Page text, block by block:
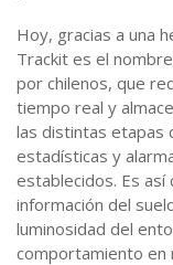
Hoy, gracias a una
Trackit es el
por chilenos, que
tiempo real y
las distintas etapas
estadísticas y
establecidos. Es
información del
luminosidad del
comportamiento en